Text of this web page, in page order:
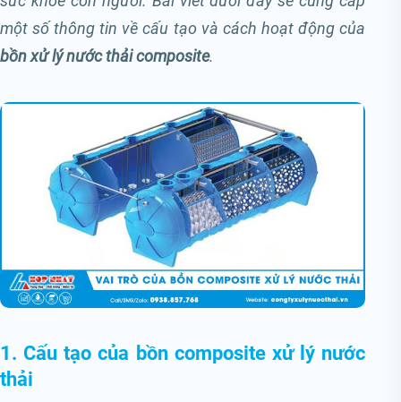
một số thông tin về cấu tạo và cách hoạt động của
bồn xử lý nước thải composite.
1. Cấu tạo của bồn composite xử lý nước
thải